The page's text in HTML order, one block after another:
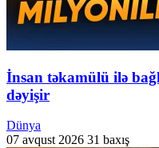
İnsan təkamülü ilə
dəyişir
Dünya
07 avqust 2026 31 baxış